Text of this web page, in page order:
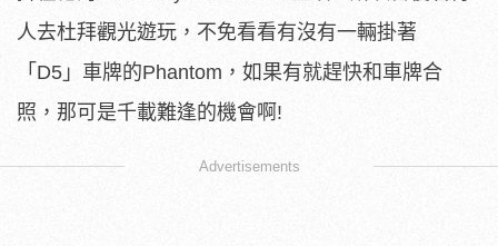
人去杜拜觀光遊玩，不免看看有沒有一輛掛著
「D5」車牌的Phantom，如果有就趕快和車牌合
照，那可是千載難逢的機會啊!
Advertisements